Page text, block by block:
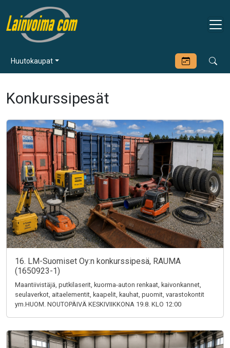
Huutokaupat
Konkurssipesät
16. LM-Suomiset Oy:n konkurssipesä, RAUMA
(1650923-1)
Maantiivistäjä, putkilaserit, kuorma-auton renkaat, kaivonkannet,
seulaverkot, aitaelementit, kaapelit, kauhat, puomit, varastokontit
ym.HUOM. NOUTOPÄIVÄ KESKIVIIKKONA 19.8. KLO 12:00